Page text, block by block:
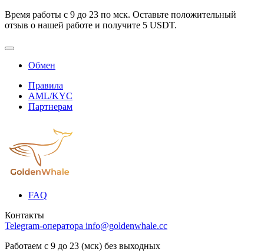
Время работы с 9 до 23 по мск. Оставьте положительный
отзыв о нашей работе и получите 5 USDT.
Обмен
Правила
AML/KYC
Партнерам
FAQ
Контакты
Telegram-оператора info@goldenwhale.cc
Работаем с 9 до 23 (мск) без выходных